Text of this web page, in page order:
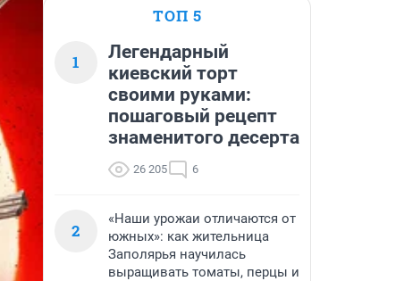
ТОП 5
1
Легендарный
киевский торт
своими руками:
пошаговый рецепт
знаменитого десерта
26 205 6
2
«Наши урожаи отличаются от
южных»: как жительница
Заполярья научилась
выращивать томаты, перцы и